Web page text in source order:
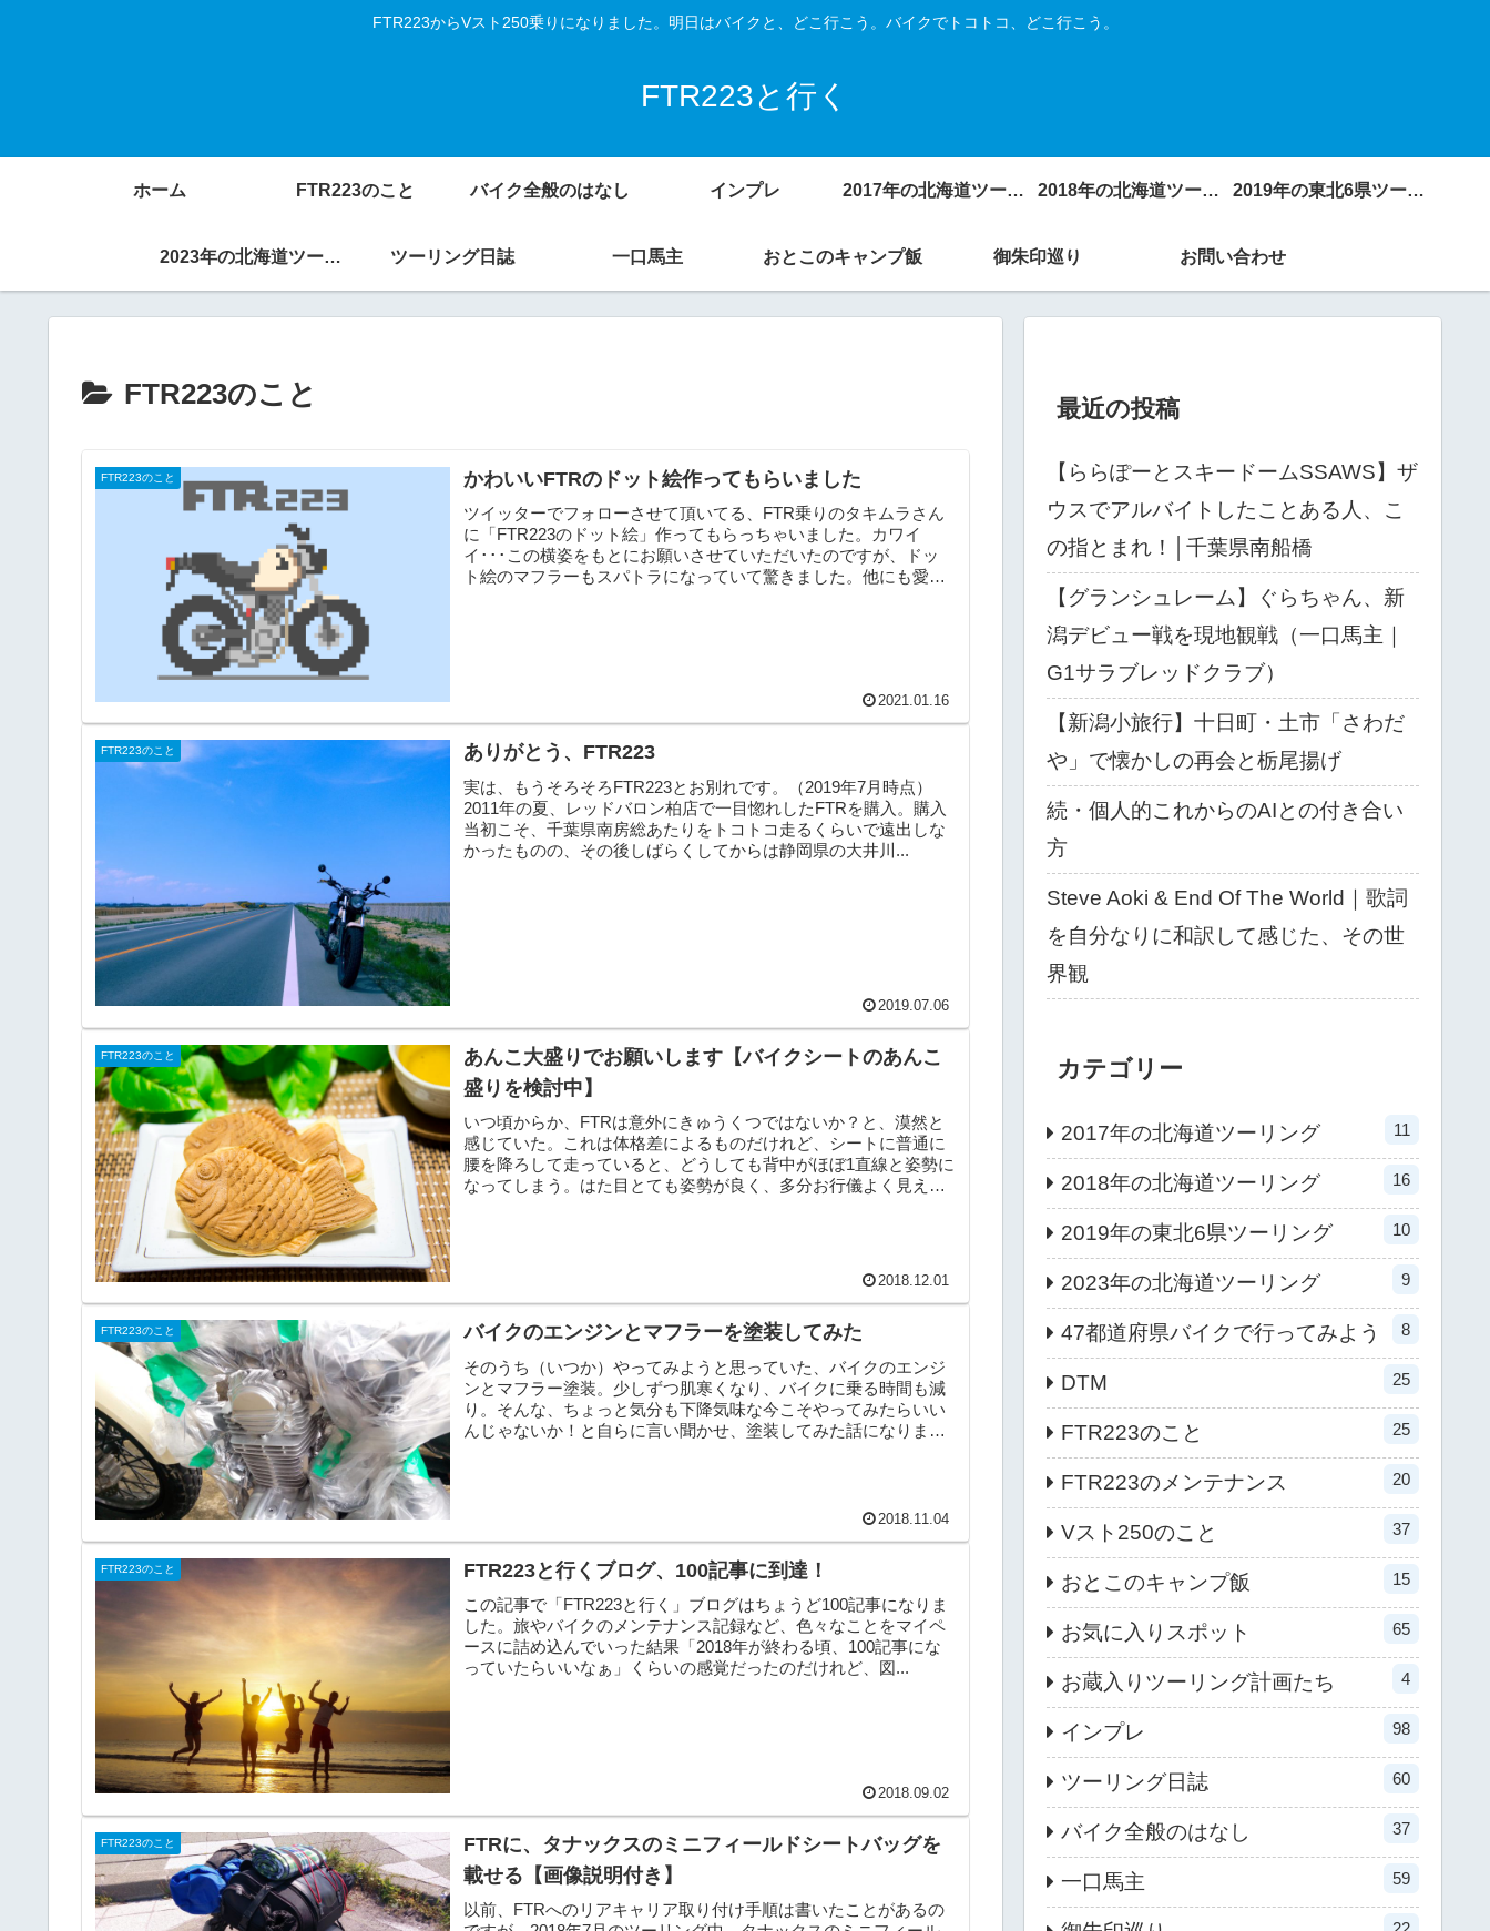
FTR223からVスト250乗りになりました。明日はバイクと、どこ行こう。バイクでトコトコ、どこ行こう。
FTR223と行く
ホーム FTR223のこと バイク全般のはなし インプレ 2017年の北海道ツーリング 2018年の北海道ツーリング 2019年の東北6県ツーリング
2023年の北海道ツーリング ツーリング日誌 一口馬主 おとこのキャンプ飯 御朱印巡り お問い合わせ
FTR223のこと
FTR223のこと かわいいFTRのドット絵作ってもらいました
ツイッターでフォローさせて頂いてる、FTR乗りのタキムラさん
に「FTR223のドット絵」作ってもらっちゃいました。カワイ
イ･･･この横姿をもとにお願いさせていただいたのですが、ドッ
ト絵のマフラーもスパトラになっていて驚きました。他にも愛車
2021.01.16
FTR223のこと ありがとう、FTR223
実は、もうそろそろFTR223とお別れです。（2019年7月時点）
2011年の夏、レッドバロン柏店で一目惚れしたFTRを購入。購入
当初こそ、千葉県南房総あたりをトコトコ走るくらいで遠出しな
かったものの、その後しばらくしてからは静岡県の大井川...
2019.07.06
FTR223のこと
あんこ大盛りでお願いします【バイクシートのあんこ
盛りを検討中】
いつ頃からか、FTRは意外にきゅうくつではないか？と、漠然と
感じていた。これは体格差によるものだけれど、シートに普通に
腰を降ろして走っていると、どうしても背中がほぼ1直線と姿勢に
なってしまう。はた目とても姿勢が良く、多分お行儀よく見える
2018.12.01
FTR223のこと バイクのエンジンとマフラーを塗装してみた
そのうち（いつか）やってみようと思っていた、バイクのエンジ
ンとマフラー塗装。少しずつ肌寒くなり、バイクに乗る時間も減
り。そんな、ちょっと気分も下降気味な今こそやってみたらいい
んじゃないか！と自らに言い聞かせ、塗装してみた話になりま
2018.11.04
FTR223のこと FTR223と行くブログ、100記事に到達！
この記事で「FTR223と行く」ブログはちょうど100記事になりま
した。旅やバイクのメンテナンス記録など、色々なことをマイペ
ースに詰め込んでいった結果「2018年が終わる頃、100記事にな
っていたらいいなぁ」くらいの感覚だったのだけれど、図...
2018.09.02
FTR223のこと
FTRに、タナックスのミニフィールドシートバッグを
載せる【画像説明付き】
以前、FTRへのリアキャリア取り付け手順は書いたことがあるの
最近の投稿
【ららぽーとスキードームSSAWS】ザ
ウスでアルバイトしたことある人、こ
の指とまれ！│千葉県南船橋
【グランシュレーム】ぐらちゃん、新
潟デビュー戦を現地観戦（一口馬主｜
G1サラブレッドクラブ）
【新潟小旅行】十日町・土市「さわだ
や」で懐かしの再会と栃尾揚げ
続・個人的これからのAIとの付き合い
方
Steve Aoki & End Of The World｜歌詞
を自分なりに和訳して感じた、その世
界観
カテゴリー
2017年の北海道ツーリング 11
2018年の北海道ツーリング 16
2019年の東北6県ツーリング 10
2023年の北海道ツーリング 9
47都道府県バイクで行ってみよう 8
DTM 25
FTR223のこと 25
FTR223のメンテナンス 20
Vスト250のこと 37
おとこのキャンプ飯 15
お気に入りスポット 65
お蔵入りツーリング計画たち 4
インプレ 98
ツーリング日誌 60
バイク全般のはなし 37
一口馬主 59